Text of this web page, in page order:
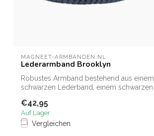
MAGNEET-ARMBANDEN.NL
Lederarmband Brooklyn
Robustes Armband bestehend aus einem
schwarzen Lederband, einem schwarzen
€42,95
Auf Lager
Vergleichen